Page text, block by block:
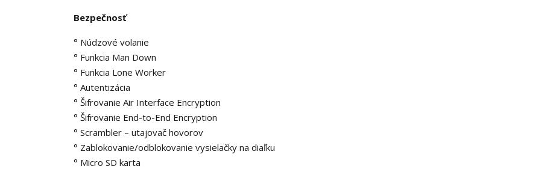
Bezpečnosť
° Núdzové volanie
° Funkcia Man Down
° Funkcia Lone Worker
° Autentizácia
° Šifrovanie Air Interface Encryption
° Šifrovanie End-to-End Encryption
° Scrambler – utajovač hovorov
° Zablokovanie/odblokovanie vysielačky na diaľku
° Micro SD karta